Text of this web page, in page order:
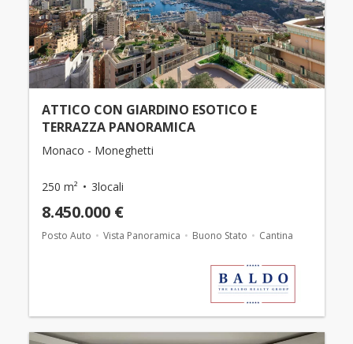
ATTICO CON GIARDINO ESOTICO E
TERRAZZA PANORAMICA
Monaco - Moneghetti
250 m² 3locali
8.450.000 €
Posto Auto Vista Panoramica Buono Stato Cantina